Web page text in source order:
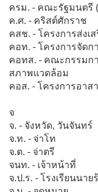
ครม. - คณะรัฐมนตรี
ค.ศ. - คริสต์ศักราช
คสช. - โครงการส่ง
คอท. - โครงการจัด
คอทส. - คณะกรรมก
สภาพแวดล้อม
คอส. - โครงการอาส
จ
จ. - จังหวัด, วันจันทร์
จ.ท. - จ่าโท
จ.ต. - จ่าตรี
จนท. - เจ้าหน้าที่
จ.ป.ร. - โรงเรียนนา